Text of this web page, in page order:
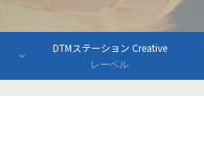
DTMステーション Creative
レーベル